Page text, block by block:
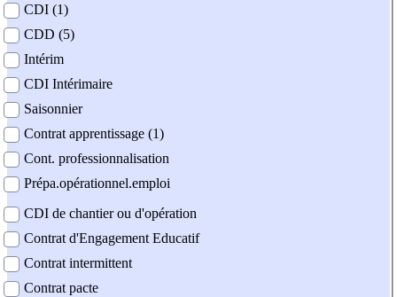
contrat
CDI (1)
CDD (5)
Intérim
CDI Intérimaire
Saisonnier
Contrat apprentissage (1)
Cont. professionnalisation
Prépa.opérationnel.emploi
CDI de chantier ou d'opération
Contrat d'Engagement Educatif
Contrat intermittent
Contrat pacte